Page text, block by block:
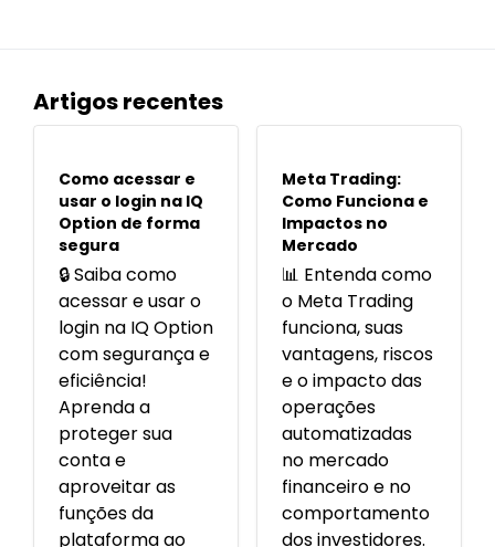
Artigos recentes
POPULARES
Como acessar e
usar o login na IQ
Option de forma
segura
🔒 Saiba como
acessar e usar o
login na IQ Option
com segurança e
eficiência!
Aprenda a
proteger sua
conta e
aproveitar as
funções da
plataforma ao
POPULARES
Meta Trading:
Como Funciona e
Impactos no
Mercado
📊 Entenda como
o Meta Trading
funciona, suas
vantagens, riscos
e o impacto das
operações
automatizadas
no mercado
financeiro e no
comportamento
dos investidores.